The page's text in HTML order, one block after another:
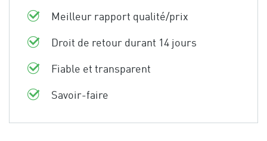
Meilleur rapport qualité/prix
Droit de retour durant 14 jours
Fiable et transparent
Savoir-faire